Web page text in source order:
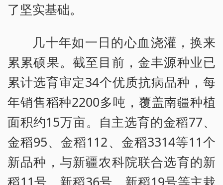
了坚实基础。
几十年如一日的心血浇灌，换来
累累硕果。截至目前，金丰源种业已
累计选育审定34个优质抗病品种，每
年销售稻种2200多吨，覆盖南疆种植
面积约15万亩。自主选育的金稻77、
金稻95、金稻112、金稻3314等11个
新品种，与新疆农科院联合选育的新
稻11号、新稻36号、新稻19号等主栽